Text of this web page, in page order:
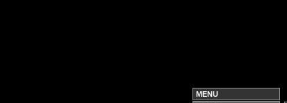
MENU